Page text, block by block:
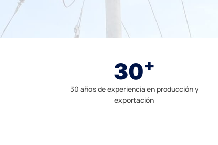
30+
30 años de experiencia en producción y
exportación